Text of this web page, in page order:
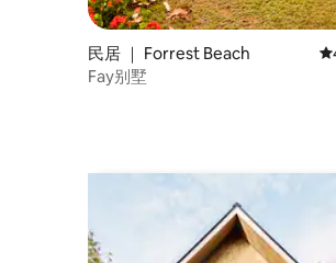
民居 ｜ Forrest Beach
Fay别墅